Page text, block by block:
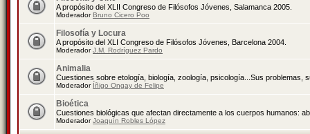
A propósito del XLII Congreso de Filósofos Jóvenes, Salamanca 2005.
ModeradorBruno Cicero Poo
Filosofía y Locura
A propósito del XLI Congreso de Filósofos Jóvenes, Barcelona 2004.
ModeradorJ.M. Rodríguez Pardo
Animalia
Cuestiones sobre etología, biología, zoología, psicología...Sus problemas,
Moderador Íñigo Ongay de Felipe
Bioética
Cuestiones biológicas que afectan directamente a los cuerpos humanos:
ModeradorJoaquín Robles López